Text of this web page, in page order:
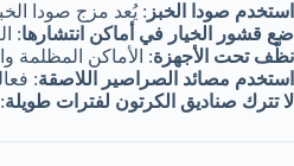
استخدم صودا الخبز : يُعد مزج صودا
ضع قشور الخيار في أماكن انتشارها:
نظّف تحت الأجهزة: الأماكن المظلمة
استخدم مصائد الصراصير اللاصقة:
لا تترك صناديق الكرتون لفترات طويلة